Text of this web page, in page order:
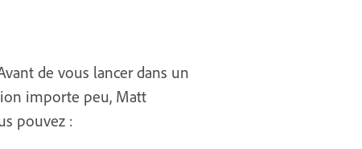
de vous lancer dans un
importe peu, Matt
pouvez :